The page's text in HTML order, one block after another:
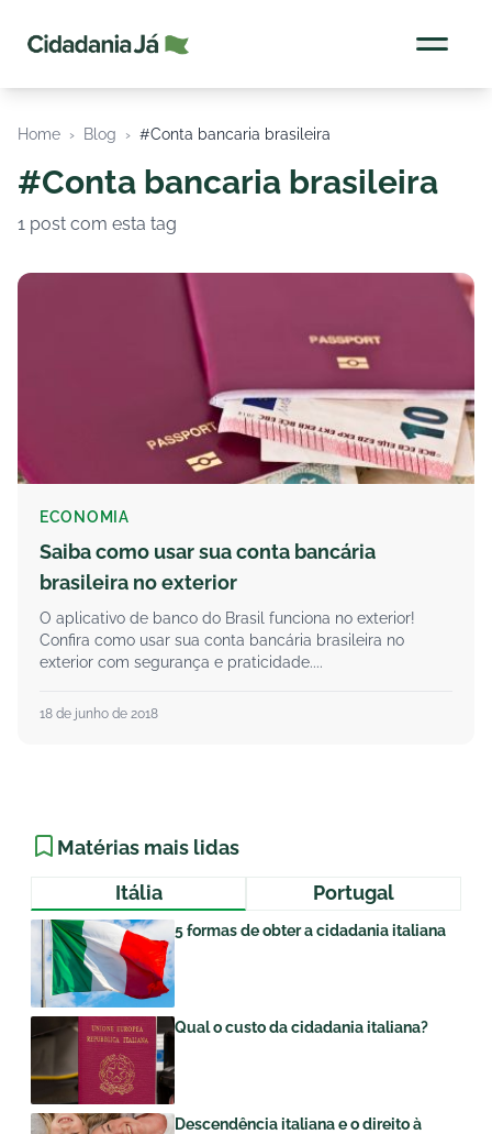
Home › Blog › #Conta bancaria brasileira
#Conta bancaria brasileira
1 post com esta tag
ECONOMIA
Saiba como usar sua conta bancária
brasileira no exterior
O aplicativo de banco do Brasil funciona no exterior!
Confira como usar sua conta bancária brasileira no
exterior com segurança e praticidade....
18 de junho de 2018
Matérias mais lidas
Itália
Portugal
5 formas de obter a cidadania italiana
Qual o custo da cidadania italiana?
Descendência italiana e o direito à